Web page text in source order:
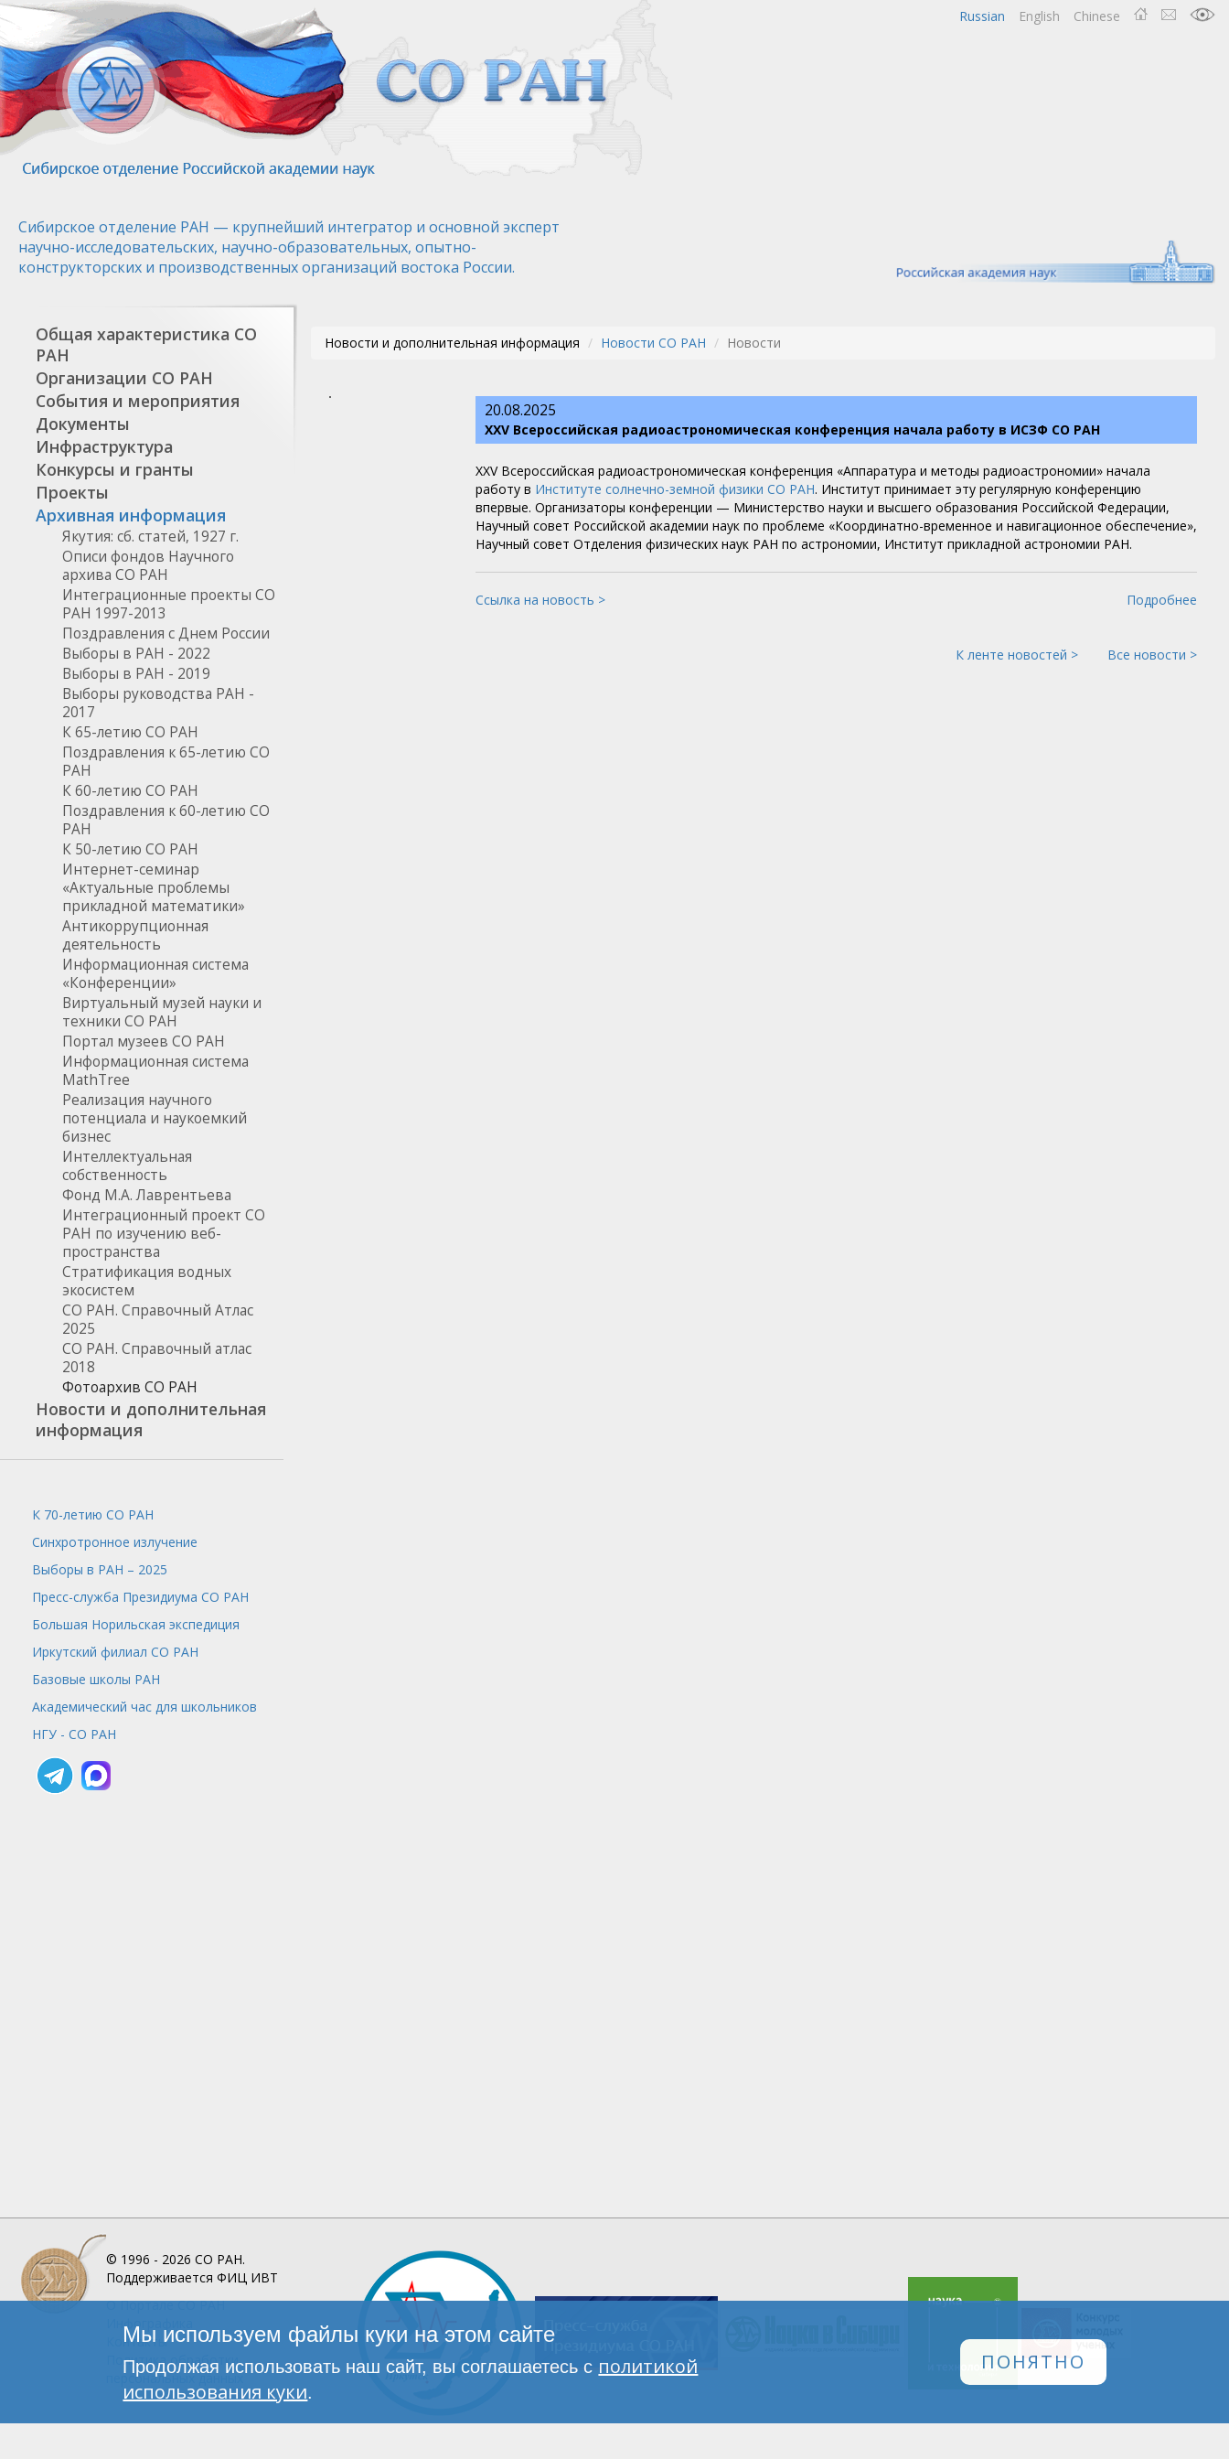
Перейти
основному
содержанию
Chinese
English
Russian
Сибирское отделение РАН — крупнейший интегратор и основной эксперт
научно-исследовательских, научно-образовательных, опытно-
конструкторских и производственных организаций востока России.
Общая характеристика СО
РАН
Организации СО РАН
События и мероприятия
Документы
Инфраструктура
Конкурсы и гранты
Проекты
Архивная информация
Якутия: сб. статей, 1927 г.
Описи фондов Научного
архива СО РАН
Интеграционные проекты СО
РАН 1997-2013
Поздравления с Днем России
Выборы в РАН - 2022
Выборы в РАН - 2019
Выборы руководства РАН -
2017
К 65-летию СО РАН
Поздравления к 65-летию СО
РАН
К 60-летию СО РАН
Поздравления к 60-летию СО
РАН
К 50-летию СО РАН
Интернет-семинар
«Актуальные проблемы
прикладной математики»
Антикоррупционная
деятельность
Информационная система
«Конференции»
Виртуальный музей науки и
техники СО РАН
Портал музеев СО РАН
Информационная система
MathTree
Реализация научного
потенциала и наукоемкий
бизнес
Интеллектуальная
собственность
Фонд М.А. Лаврентьева
Интеграционный проект СО
РАН по изучению веб-
пространства
Стратификация водных
экосистем
СО РАН. Справочный Атлас
2025
СО РАН. Справочный атлас
2018
Фотоархив СО РАН
Новости и дополнительная
информация
К 70-летию СО РАН
Синхротронное излучение
Выборы в РАН – 2025
Пресс-служба Президиума СО РАН
Большая Норильская экспедиция
Иркутский филиал СО РАН
Базовые школы РАН
Академический час для школьников
НГУ - СО РАН
Новости и дополнительная информация Новости СО РАН Новости
20.08.2025
XXV Всероссийская радиоастрономическая конференция начала работу в ИСЗФ СО РАН
XXV Всероссийская радиоастрономическая конференция «Аппаратура и методы радиоастрономии» начала
работу в Институте солнечно-земной физики СО РАН. Институт принимает эту регулярную конференцию
впервые. Организаторы конференции — Министерство науки и высшего образования Российской Федерации,
Научный совет Российской академии наук по проблеме «Координатно-временное и навигационное обеспечение»,
Научный совет Отделения физических наук РАН по астрономии, Институт прикладной астрономии РАН.
Ссылка на новость > Подробнее
К ленте новостей > Все новости >
© 1996 - 2026 СО РАН.
Поддерживается ФИЦ ИВТ
О ПорталеСО РАН
Инфографика
Контакты
Политика обработки
персональных данных
Мы используем файлы куки на этом сайте
Продолжая использовать наш сайт, вы соглашаетесь с политикой
использования куки.
ПОНЯТНО